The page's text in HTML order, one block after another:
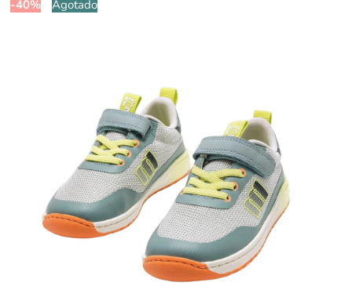
-40% Agotado